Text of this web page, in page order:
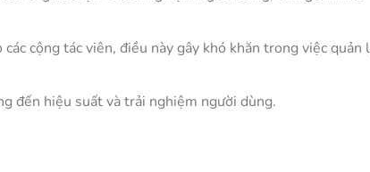
cộng tác viên, điều này gây khó khăn trong việc quản
đến hiệu suất và trải nghiệm người dùng.